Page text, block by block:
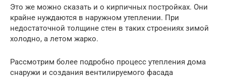
Это же можно сказать и о кирпичных постройках. Они
крайне нуждаются в наружном утеплении. При
недостаточной толщине стен в таких строениях зимой
холодно, а летом жарко.
Рассмотрим более подробно процесс утепления дома
снаружи и создания вентилируемого фасада